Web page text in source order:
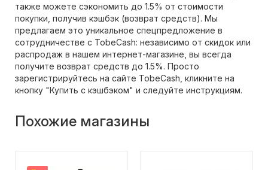
также можете сэкономить до 1.5% от стоимости
покупки, получив кэшбэк (возврат средств). Мы
предлагаем это уникальное спецпредложение в
сотрудничестве с TobeCash: независимо от скидок или
распродаж в нашем интернет-магазине, вы всегда
получите возврат средств до 1.5%. Просто
зарегистрируйтесь на сайте TobeCash, кликните на
кнопку "Купить с кэшбэком" и следуйте инструкциям.
Похожие магазины